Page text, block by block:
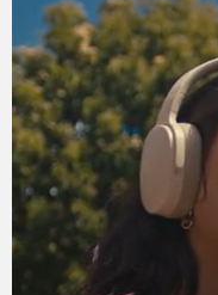
Your
favourite
playlist
might
be
doing
more
than